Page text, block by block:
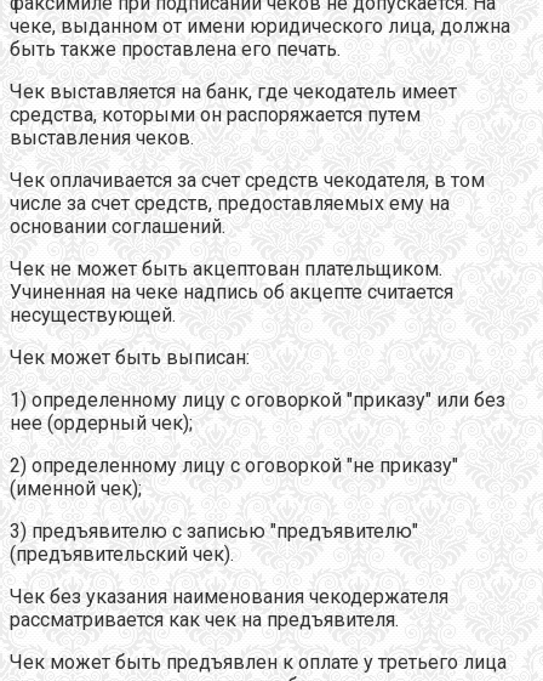
чеке, выданном от имени юридического лица, должна
быть также проставлена его печать.
Чек выставляется на банк, где чекодатель имеет
средства, которыми он распоряжается путем
выставления чеков.
Чек оплачивается за счет средств чекодателя, в том
числе за счет средств, предоставляемых ему на
основании соглашений.
Чек не может быть акцептован плательщиком.
Учиненная на чеке надпись об акцепте считается
несуществующей.
Чек может быть выписан:
1) определенному лицу с оговоркой "приказу" или без
нее (ордерный чек);
2) определенному лицу с оговоркой "не приказу"
(именной чек);
3) предъявителю с записью "предъявителю"
(предъявительский чек).
Чек без указания наименования чекодержателя
рассматривается как чек на предъявителя.
Чек может быть предъявлен к оплате у третьего лица